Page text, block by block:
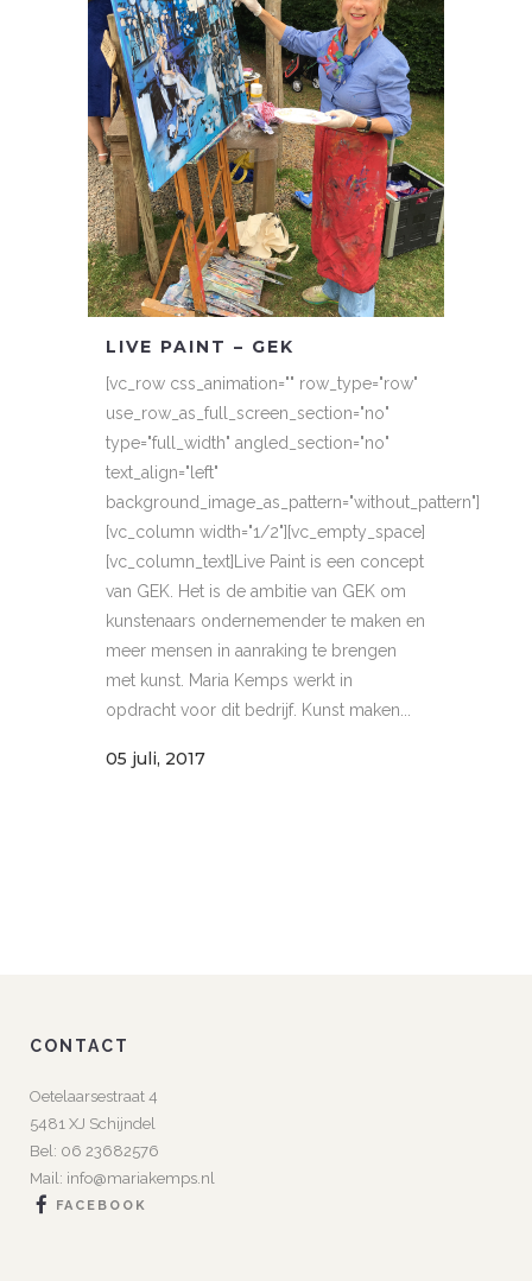
LIVE PAINT – GEK
[vc_row css_animation="" row_type="row"
use_row_as_full_screen_section="no"
type="full_width" angled_section="no"
text_align="left"
background_image_as_pattern="without_pattern"]
[vc_column width="1/2"][vc_empty_space]
[vc_column_text]Live Paint is een concept
van GEK. Het is de ambitie van GEK om
kunstenaars ondernemender te maken en
meer mensen in aanraking te brengen
met kunst. Maria Kemps werkt in
opdracht voor dit bedrijf. Kunst maken...
05 juli, 2017
CONTACT
Oetelaarsestraat 4
5481 XJ Schijndel
Bel: 06 23682576
Mail: info@mariakemps.nl
FACEBOOK